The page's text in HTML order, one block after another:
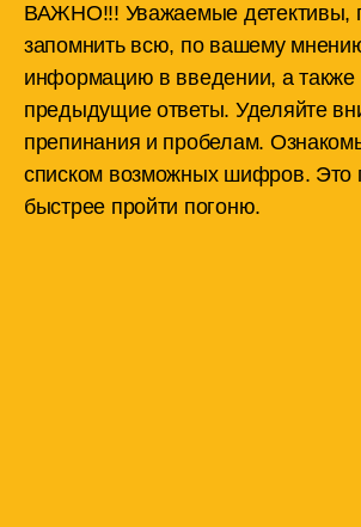
ВАЖНО!!! Уважаемые детективы,
запомнить всю, по вашему
информацию в введении, а также
предыдущие ответы. Уделяйте
препинания и пробелам.
списком возможных шифров. Это
быстрее пройти погоню.